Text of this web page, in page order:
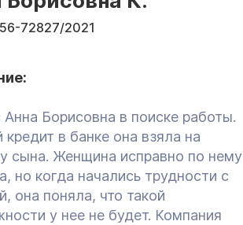
72827/2021
Анна Борисовна в поиске работы.
кредит в банке она взяла на
сына. Женщина исправно по нему
но когда начались трудности с
она поняла, что такой
у нее не будет. Компания